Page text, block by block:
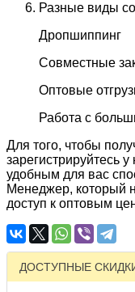
Разные виды
Дропшиппинг
Совместные
Оптовые
Работа с
Для того, чтобы
зарегистрируйтесь
удобным для вас
Менеджер, который
доступ к оптовым
ДОСТУПНЫЕ